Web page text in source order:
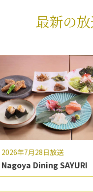
最新の
2026年7月28日放送
Nagoya Dining SAYURI